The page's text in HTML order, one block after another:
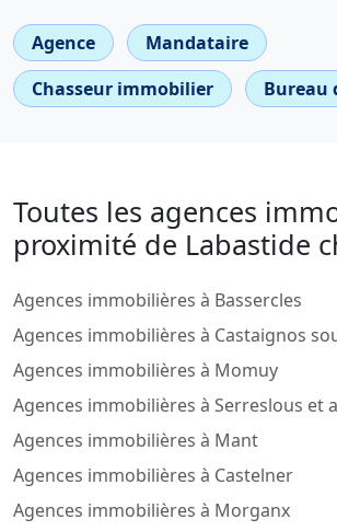
Agence
Mandataire
Chasseur immobilier
Bureau
Toutes les agences
proximité de Labastide
Agences immobilières à Bassercles
Agences immobilières à Castaignos
Agences immobilières à Momuy
Agences immobilières à Serreslous et
Agences immobilières à Mant
Agences immobilières à Castelner
Agences immobilières à Morganx